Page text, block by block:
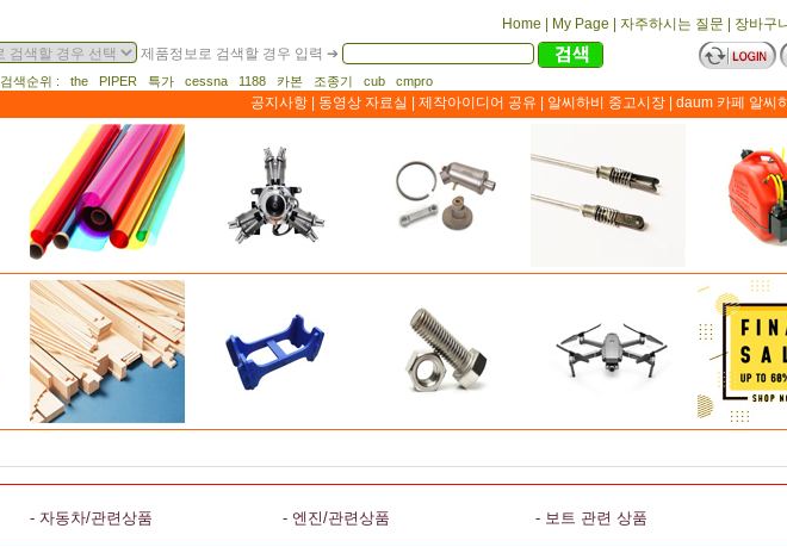
Home My Page 자주하시는 질문
장바구
제품정보로 검색할 경우 입력 ➔
검색순위 : the PIPER 특가 cessna 1188 카본 조종기 cub cmpro
공지사항 동영상 자료실 제작아이디어 공유 알씨하비 중고시장 daum 카페 알씨
- 자동차/관련상품 - 엔진/관련상품 - 보트 관련 상품